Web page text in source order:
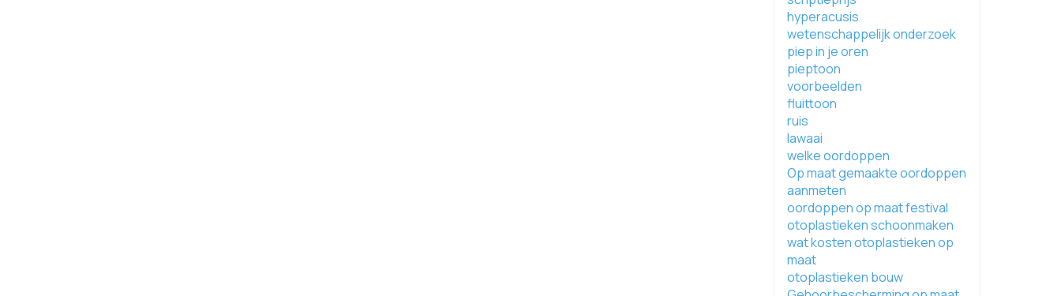
hyperacusis
wetenschappelijk onderzoek
piep in je oren
pieptoon
voorbeelden
fluittoon
ruis
lawaai
welke oordoppen
Op maat gemaakte oordoppen
aanmeten
oordoppen op maat festival
otoplastieken schoonmaken
wat kosten otoplastieken op
maat
otoplastieken bouw